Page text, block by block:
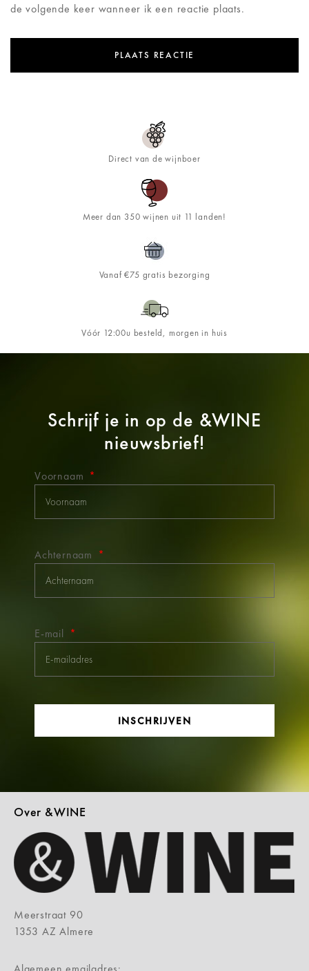
de volgende keer wanneer ik een reactie plaats.
Direct van de wijnboer
Meer dan 350 wijnen uit 11 landen!
Vanaf €75 gratis bezorging
Vóór 12:00u besteld, morgen in huis
Schrijf je in op de &WINE
nieuwsbrief!
Voornaam
Achternaam
E-mail
INSCHRIJVEN
Over &WINE
Meerstraat 90
1353 AZ Almere